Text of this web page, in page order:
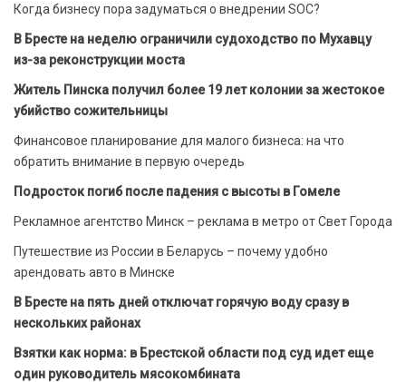
Когда бизнесу пора задуматься о внедрении SOC?
В Бресте на неделю ограничили судоходство по Мухавцу
из-за реконструкции моста
Житель Пинска получил более 19 лет колонии за жестокое
убийство сожительницы
Финансовое планирование для малого бизнеса: на что
обратить внимание в первую очередь
Подросток погиб после падения с высоты в Гомеле
Рекламное агентство Минск – реклама в метро от Свет Города
Путешествие из России в Беларусь – почему удобно
арендовать авто в Минске
В Бресте на пять дней отключат горячую воду сразу в
нескольких районах
Взятки как норма: в Брестской области под суд идет еще
один руководитель мясокомбината